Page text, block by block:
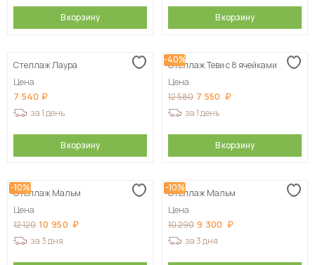
В корзину В корзину
Стеллаж Лаура
Цена
7 540
за 1 день
В корзину
-40%
Стеллаж Теви с 8 ячейками
Цена
12 580 7 550
за 1 день
В корзину
-10%
Стеллаж Мальм
Цена
12 120 10 950
за 3 дня
-10%
Стеллаж Мальм
Цена
10 290 9 300
за 3 дня